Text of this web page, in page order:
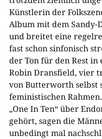
Künstlerin der
Album mit dem Sandy-
und breitet eine
fast schon sinfonisch
der Ton für den Rest in
Robin Dransfield, vier
von Butterworth selbst
feministischen
„One In Ten“ über
gehört, sagen die
unbedingt mal